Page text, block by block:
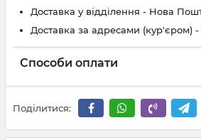
Доставка у відділення - Нова
Доставка за адресами (кур'єром)
Способи оплати
Поділитися: